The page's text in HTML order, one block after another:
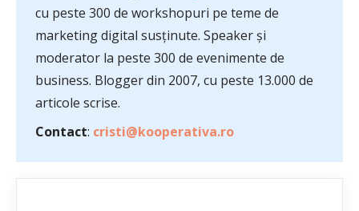
cu peste 300 de workshopuri pe teme de
marketing digital susținute. Speaker și
moderator la peste 300 de evenimente de
business. Blogger din 2007, cu peste 13.000 de
articole scrise.
Contact: cristi@kooperativa.ro